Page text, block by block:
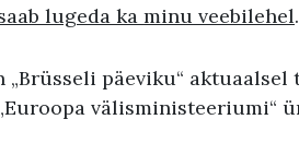
lugeda ka minu veebilehel.
„Brüsseli päeviku“
välisministeeriumi“